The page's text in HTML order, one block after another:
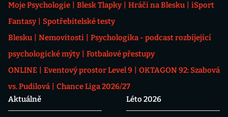
Moje Psychologie Blesk Tlapky Hráči na Blesku
iSport
Fantasy
Spotřebitelské testy
Blesku
Nemovitosti
Psychologika - podcast rozbíjející
psychologické mýty
Fotbalové přestupy
ONLINE
Eventový prostor Level 9
OKTAGON 92: Szabová
vs. Pudilová
Chance Liga 2026/27
Aktuálně
Léto 2026